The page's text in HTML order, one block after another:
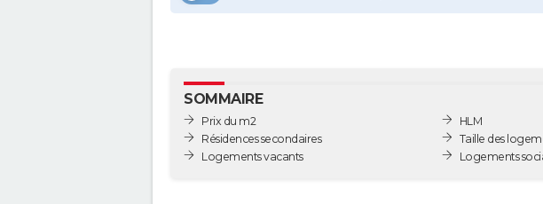
SOMMAIRE
Prix du m2
Résidences secondaires
Logements vacants
HLM
Taille des
Logements